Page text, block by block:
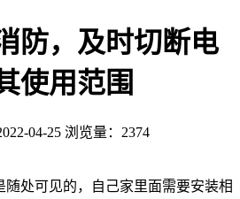
防，及时切断电
使用范围
04-25 浏览量：2374
随处可见的，自己家里面需要安装相